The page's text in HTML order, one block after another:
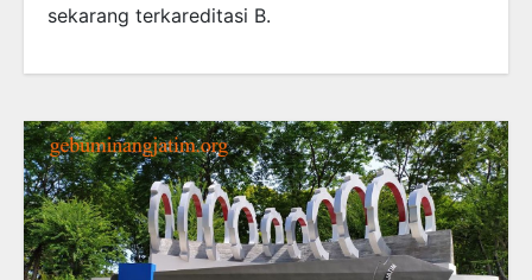
sekarang terkareditasi B.